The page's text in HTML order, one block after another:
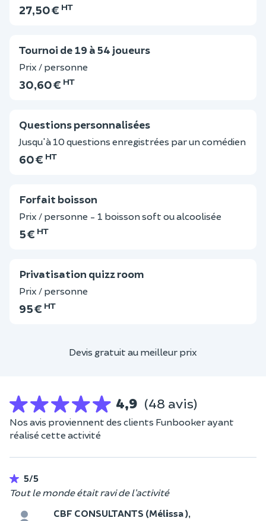
27,50 € HT
Tournoi de 19 à 54 joueurs
Prix / personne
30,60 € HT
Questions personnalisées
Jusqu'à 10 questions enregistrées par un comédien
60 € HT
Forfait boisson
Prix / personne - 1 boisson soft ou alcoolisée
5 € HT
Privatisation quizz room
Prix / personne
95 € HT
Devis gratuit au meilleur prix
4,9 (48 avis)
Nos avis proviennent des clients Funbooker ayant
réalisé cette activité
5/5
Tout le monde était ravi de l’activité
CBF CONSULTANTS (Mélissa ),